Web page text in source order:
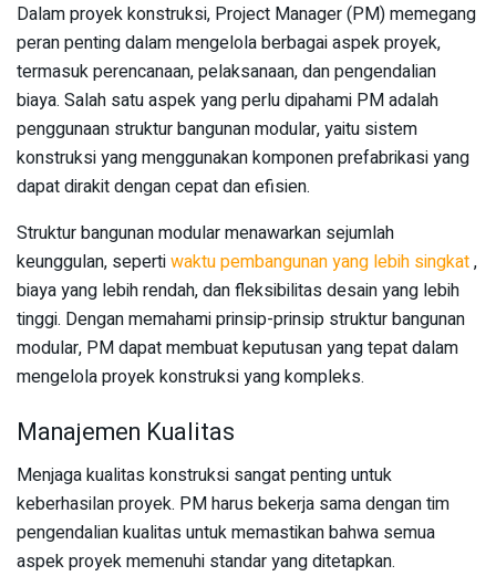
Dalam proyek konstruksi, Project Manager (PM) memegang
peran penting dalam mengelola berbagai aspek proyek,
termasuk perencanaan, pelaksanaan, dan pengendalian
biaya. Salah satu aspek yang perlu dipahami PM adalah
penggunaan struktur bangunan modular, yaitu sistem
konstruksi yang menggunakan komponen prefabrikasi yang
dapat dirakit dengan cepat dan efisien.
Struktur bangunan modular menawarkan sejumlah
keunggulan, sepertiwaktu pembangunan yang lebih singkat,
biaya yang lebih rendah, dan fleksibilitas desain yang lebih
tinggi. Dengan memahami prinsip-prinsip struktur bangunan
modular, PM dapat membuat keputusan yang tepat dalam
mengelola proyek konstruksi yang kompleks.
Manajemen Kualitas
Menjaga kualitas konstruksi sangat penting untuk
keberhasilan proyek. PM harus bekerja sama dengan tim
pengendalian kualitas untuk memastikan bahwa semua
aspek proyek memenuhi standar yang ditetapkan.